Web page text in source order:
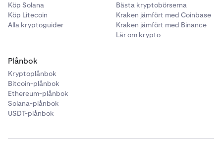
Köp Solana
Köp Litecoin
Alla kryptoguider
Bästa kryptobörserna
Kraken jämfört med Coinbase
Kraken jämfört med Binance
Lär om krypto
Plånbok
Kryptoplånbok
Bitcoin-plånbok
Ethereum-plånbok
Solana-plånbok
USDT-plånbok